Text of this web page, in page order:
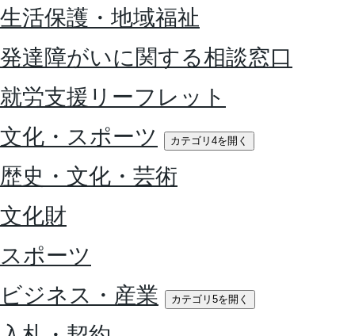
生活保護・地域福祉
発達障がいに関する相談窓口
就労支援リーフレット
文化・スポーツ
カテゴリ4を開く
歴史・文化・芸術
文化財
スポーツ
ビジネス・産業
カテゴリ5を開く